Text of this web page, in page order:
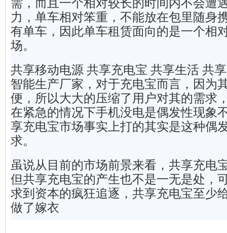
需，而且一个相对较长的时间内不会遭
力，单车相对笨重，不能放在包里随身
有单车，因此单车租赁面向的是一个相
场。
共享移动电源 共享充电宝 共享生活 共
智能生产厂家，对于充电宝而言，因为
便，所以大大的压缩了用户对其的需求
在紧急的情况下手机没电是偶发性现象
享充电宝市场事实上打的其实是这种偶
求。
虽说从目前的市场前景来看，共享充电
但共享充电宝的产生也不是一无是处，
求到资本的疯狂追逐，共享充电宝至少
做了嫁衣